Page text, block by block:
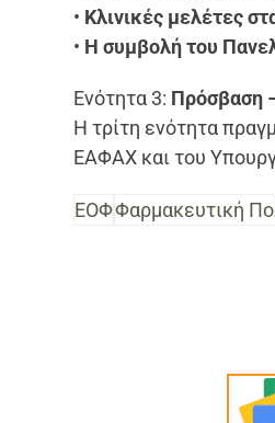
• Κλινικές μελέτες
• Η συμβολή του
Ενότητα 3: Πρόσβαση
Η τρίτη ενότητα
ΕΑΦΑΧ και του
ΕΟΦΦαρμακευτική